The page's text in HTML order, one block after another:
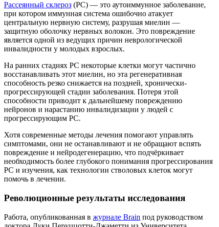
Рассеянный склероз (РС) — это аутоиммунное заболевание,
при котором иммунная система ошибочно атакует
центральную нервную систему, разрушая миелин —
защитную оболочку нервных волокон. Это повреждение
является одной из ведущих причин неврологической
инвалидности у молодых взрослых.
На ранних стадиях РС некоторые клетки могут частично
восстанавливать этот миелин, но эта регенеративная
способность резко снижается на поздней, хронически-
прогрессирующей стадии заболевания. Потеря этой
способности приводит к дальнейшему повреждению
нейронов и нарастанию инвалидизации у людей с
прогрессирующим РС.
Хотя современные методы лечения помогают управлять
симптомами, они не останавливают и не обращают вспять
повреждение и нейродегенерацию, что подчёркивает
необходимость более глубокого понимания прогрессирования
РС и изучения, как технологии стволовых клеток могут
помочь в лечении.
Революционные результаты исследования
Работа, опубликованная в журнале Brain под руководством